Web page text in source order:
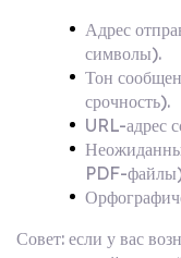
Адрес
символы).
Тон
срочность).
URL-адрес
PDF-
Совет: если у вас